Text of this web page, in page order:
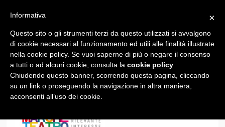
1
×
Informativa
Questo sito o gli strumenti terzi da questo utilizzati si avvalgono
di cookie necessari al funzionamento ed utili alle finalità illustrate
nella cookie policy. Se vuoi saperne di più o negare il consenso
a tutti o ad alcuni cookie, consulta la cookie policy
Chiudendo questo banner, scorrendo questa pagina, cliccando
su un link o proseguendo la navigazione in altra maniera,
acconsenti all’uso dei cookie.